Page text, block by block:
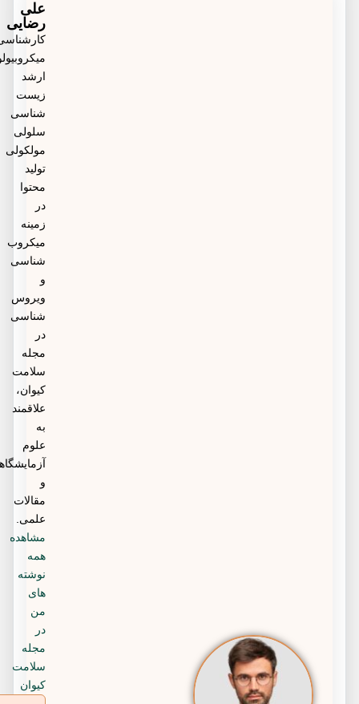
علی
رضایی
کارشناسی
میکروبیولوژی،
زیست
شناسی
سلولی
مولکولی
محتوا
میکروب
شناسی
ویروس
شناسی
سلامت
کیوان،
علاقمند
آزمایشگاهی
مقالات
علمی.
مشاهده
نوشته
سلامت
کیوان